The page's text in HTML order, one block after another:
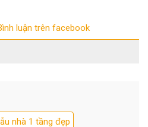
luận trên facebook
nhà 1 tầng đẹp